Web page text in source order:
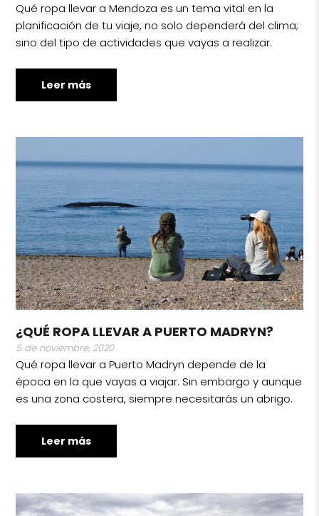
Qué ropa llevar a Mendoza es un tema vital en la
planificación de tu viaje, no solo dependerá del clima;
sino del tipo de actividades que vayas a realizar.
Leer más
¿QUÉ ROPA LLEVAR A PUERTO MADRYN?
5 de noviembre, 2020
Qué ropa llevar a Puerto Madryn depende de la
época en la que vayas a viajar. Sin embargo y aunque
es una zona costera, siempre necesitarás un abrigo.
Leer más